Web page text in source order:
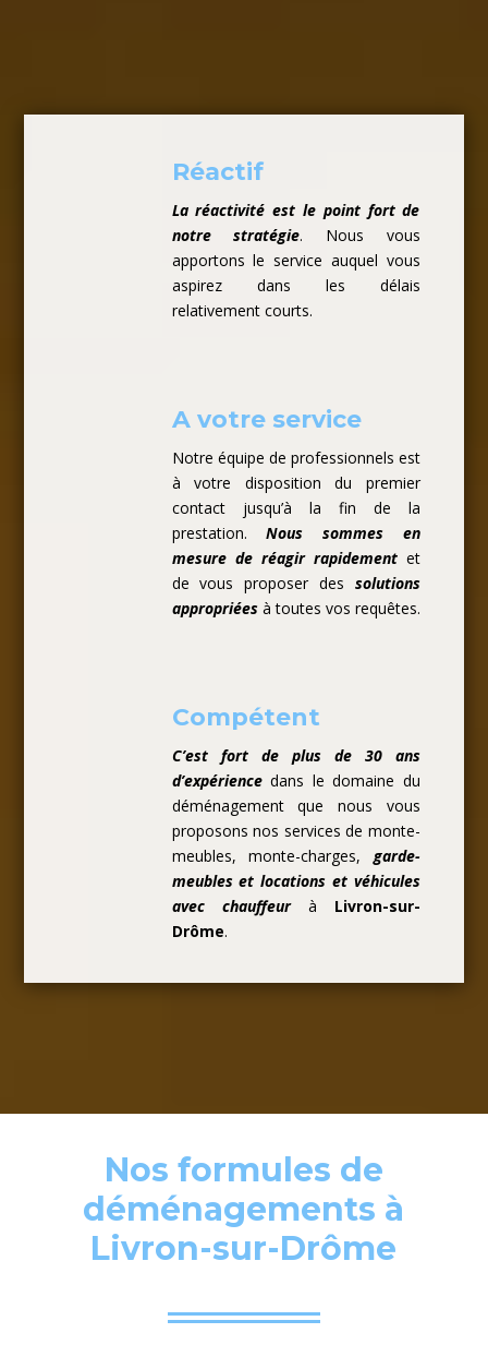
Réactif
La réactivité est le point fort de
notre stratégie. Nous vous
apportons le service auquel vous
aspirez dans les délais
relativement courts.
A votre service
Notre équipe de professionnels est
à votre disposition du premier
contact jusqu’à la fin de la
prestation.Nous sommes en
mesure de réagir rapidementet
de vous proposer des solutions
appropriéesà toutes vos requêtes.
Compétent
C’est fort de plus de 30 ans
d’expériencedans le domaine du
déménagement que nous vous
proposons nos services de monte-
meubles, monte-charges,garde-
meubles et locations et véhicules
avec chauffeurà Livron-sur-
Drôme.
Nos formules de
déménagements à
Livron-sur-Drôme